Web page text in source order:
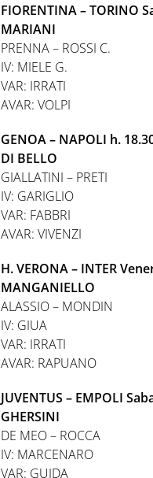
FIORENTINA – TORINO
MARIANI
PRENNA – ROSSI C.
IV: MIELE G.
VAR: IRRATI
AVAR: VOLPI
GENOA – NAPOLI h.
DI BELLO
GIALLATINI – PRETI
IV: GARIGLIO
VAR: FABBRI
AVAR: VIVENZI
H. VERONA – INTER
MANGANIELLO
ALASSIO – MONDIN
IV: GIUA
VAR: IRRATI
AVAR: RAPUANO
JUVENTUS – EMPOLI
GHERSINI
DE MEO – ROCCA
IV: MARCENARO
VAR: GUIDA